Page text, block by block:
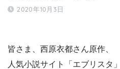
2020年10月3日
皆さま、西原衣都さん原作、
人気小説サイト「エブリスタ」